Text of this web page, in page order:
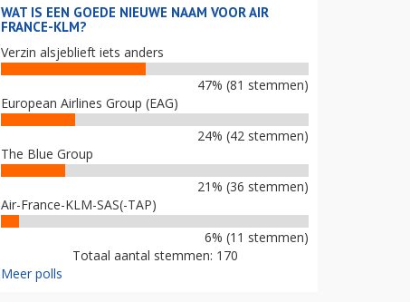
WAT IS EEN GOEDE NIEUWE NAAM VOOR AIR
FRANCE-KLM?
Verzin alsjeblieft iets anders
47% (81 stemmen)
European Airlines Group (EAG)
24% (42 stemmen)
The Blue Group
21% (36 stemmen)
Air-France-KLM-SAS(-TAP)
6% (11 stemmen)
Totaal aantal stemmen: 170
Meer polls